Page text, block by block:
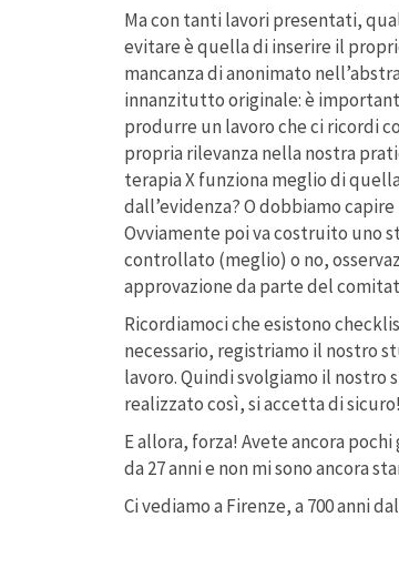
Ma con tanti lavori presentati,
evitare è quella di inserire il
mancanza di anonimato
innanzitutto originale: è
produrre un lavoro che ci ricordi
propria rilevanza nella nostra
terapia X funziona meglio di
dall’evidenza? O dobbiamo
Ovviamente poi va costruito uno
controllato (meglio) o no,
approvazione da parte del
Ricordiamoci che esistono
necessario, registriamo il nostro
lavoro. Quindi svolgiamo il nostro
realizzato così, si accetta di sicuro!
E allora, forza! Avete ancora
da 27 anni e non mi sono ancora
Ci vediamo a Firenze, a 700 anni